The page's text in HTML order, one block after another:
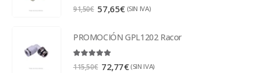
91,50€ 57,65€ (SIN IVA)
PROMOCIÓN GPL1202 Racor
115,50€ 72,77€ (SIN IVA)